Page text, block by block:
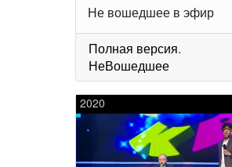
Не вошедшее в эфир
Полная версия.
НеВошедшее
2020